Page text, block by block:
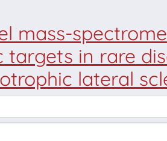
mass-
in rare
lateral